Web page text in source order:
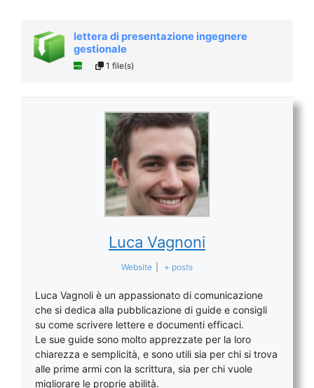
lettera di presentazione ingegnere
gestionale
1 file(s)
Luca Vagnoni
Website + posts
Luca Vagnoli è un appassionato di comunicazione
che si dedica alla pubblicazione di guide e consigli
su come scrivere lettere e documenti efficaci.
Le sue guide sono molto apprezzate per la loro
chiarezza e semplicità, e sono utili sia per chi si trova
alle prime armi con la scrittura, sia per chi vuole
migliorare le proprie abilità.